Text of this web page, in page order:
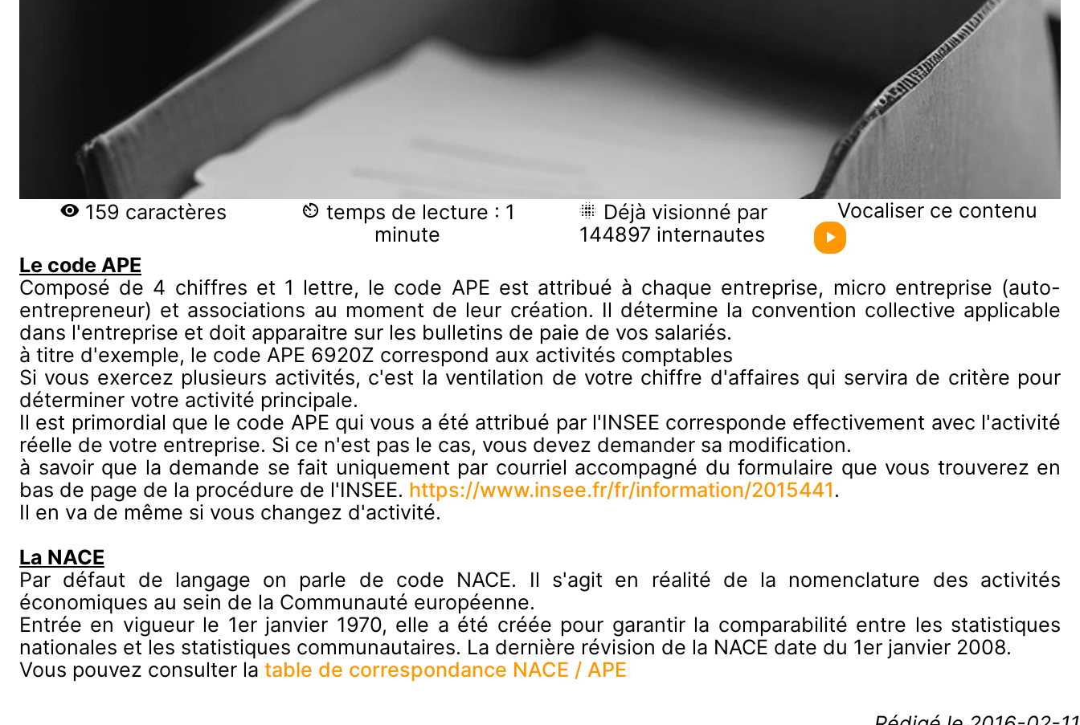
159 caractères
temps de lecture : 1
minute
Déjà visionné par
144897 internautes
Vocaliser ce contenu
Le code APE
Composé de 4 chiffres et 1 lettre, le code APE est attribué à chaque entreprise, micro entreprise (auto-
entrepreneur) et associations au moment de leur création. Il détermine la convention collective applicable
dans l'entreprise et doit apparaitre sur les bulletins de paie de vos salariés.
à titre d'exemple, le code APE 6920Z correspond aux activités comptables
Si vous exercez plusieurs activités, c'est la ventilation de votre chiffre d'affaires qui servira de critère pour
déterminer votre activité principale.
Il est primordial que le code APE qui vous a été attribué par l'INSEE corresponde effectivement avec l'activité
réelle de votre entreprise. Si ce n'est pas le cas, vous devez demander sa modification.
à savoir que la demande se fait uniquement par courriel accompagné du formulaire que vous trouverez en
bas de page de la procédure de l'INSEE. https://www.insee.fr/fr/information/2015441.
Il en va de même si vous changez d'activité.
La NACE
Par défaut de langage on parle de code NACE. Il s'agit en réalité de la nomenclature des activités
économiques au sein de la Communauté européenne.
Entrée en vigueur le 1er janvier 1970, elle a été créée pour garantir la comparabilité entre les statistiques
nationales et les statistiques communautaires. La dernière révision de la NACE date du 1er janvier 2008.
Vous pouvez consulter la table de correspondance NACE / APE